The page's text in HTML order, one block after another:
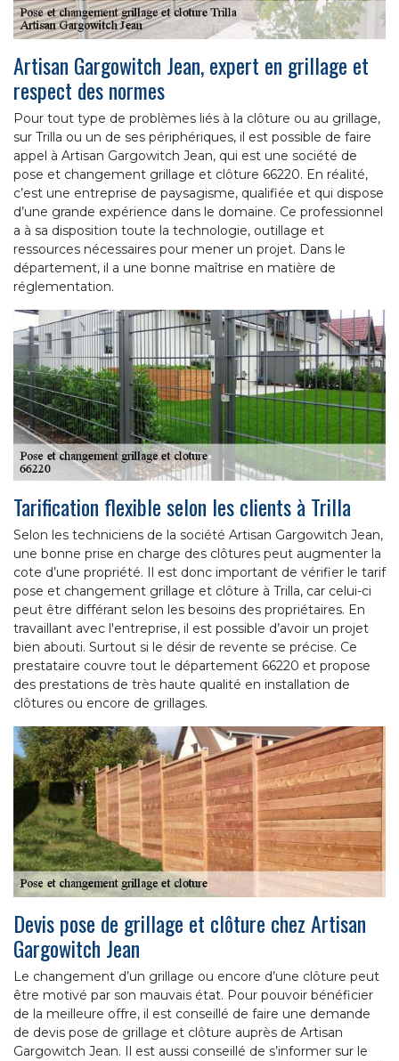
Artisan Gargowitch Jean, expert en grillage et
respect des normes
Pour tout type de problèmes liés à la clôture ou au grillage,
sur Trilla ou un de ses périphériques, il est possible de faire
appel à Artisan Gargowitch Jean, qui est une société de
pose et changement grillage et clôture 66220. En réalité,
c’est une entreprise de paysagisme, qualifiée et qui dispose
d’une grande expérience dans le domaine. Ce professionnel
a à sa disposition toute la technologie, outillage et
ressources nécessaires pour mener un projet. Dans le
département, il a une bonne maîtrise en matière de
réglementation.
Tarification flexible selon les clients à Trilla
Selon les techniciens de la société Artisan Gargowitch Jean,
une bonne prise en charge des clôtures peut augmenter la
cote d’une propriété. Il est donc important de vérifier le tarif
pose et changement grillage et clôture à Trilla, car celui-ci
peut être différant selon les besoins des propriétaires. En
travaillant avec l'entreprise, il est possible d’avoir un projet
bien abouti. Surtout si le désir de revente se précise. Ce
prestataire couvre tout le département 66220 et propose
des prestations de très haute qualité en installation de
clôtures ou encore de grillages.
Devis pose de grillage et clôture chez Artisan
Gargowitch Jean
Le changement d’un grillage ou encore d’une clôture peut
être motivé par son mauvais état. Pour pouvoir bénéficier
de la meilleure offre, il est conseillé de faire une demande
de devis pose de grillage et clôture auprès de Artisan
Gargowitch Jean. Il est aussi conseillé de s’informer sur le